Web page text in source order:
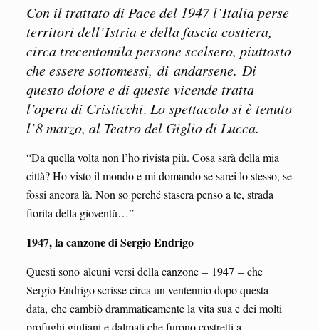
Con il trattato di Pace del 1947 l’Italia perse
territori dell’Istria e della fascia costiera,
circa trecentomila persone scelsero, piuttosto
che essere sottomessi, di andarsene. Di
questo dolore e di queste vicende tratta
l’opera di Cristicchi. Lo spettacolo si è tenuto
l’8 marzo, al Teatro del Giglio di Lucca.
“Da quella volta non l’ho rivista più. Cosa sarà della mia
città? Ho visto il mondo e mi domando se sarei lo stesso, se
fossi ancora là. Non so perché stasera penso a te, strada
fiorita della gioventù…”
1947, la canzone di Sergio Endrigo
Questi sono alcuni versi della canzone – 1947 – che
Sergio Endrigo scrisse circa un ventennio dopo questa
data, che cambiò drammaticamente la vita sua e dei molti
profughi giuliani e dalmati che furono costretti a